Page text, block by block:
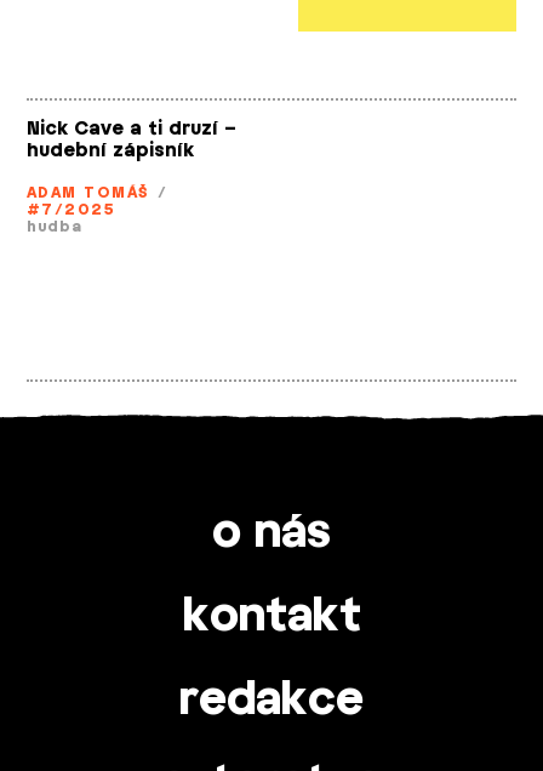
Nick Cave a ti druzí –
hudební zápisník
ADAM TOMÁŠ /
#7/2025
hudba
o nás
kontakt
redakce